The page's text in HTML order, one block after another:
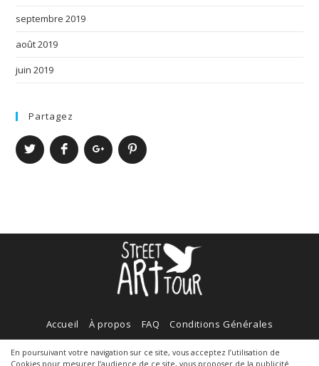
En poursuivant votre navigation sur ce site, vous acceptez l’utilisation de
Cookies pour mesurer l’audience de ce site, vous proposer de la publicité
septembre 2019
août 2019
juin 2019
Partagez
Accueil À propos FAQ
Conditions Générales